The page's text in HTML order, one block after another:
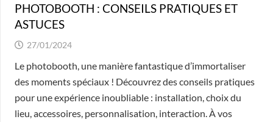
PHOTOBOOTH : CONSEILS PRATIQUES ET
ASTUCES
27/01/2024
Le photobooth, une manière fantastique d’immortaliser
des moments spéciaux ! Découvrez des conseils pratiques
pour une expérience inoubliable : installation, choix du
lieu, accessoires, personnalisation, interaction. À vos